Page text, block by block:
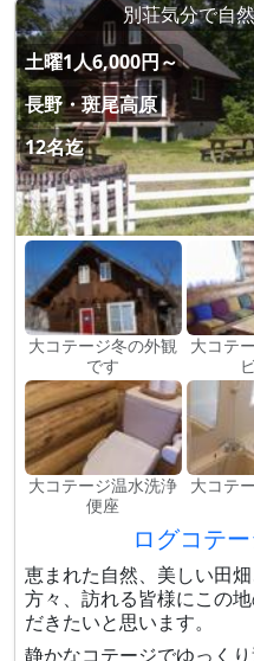
別荘気分で自
土曜1人6,000円～
長野・斑尾高原
12名迄
大コテージ冬の外観
です
大コテ
大コテージ温水洗浄
便座
大コテ
ログコテ
恵まれた自然、美しい田
方々、訪れる皆様にこの
だきたいと思います。
静かなコテージでゆっく